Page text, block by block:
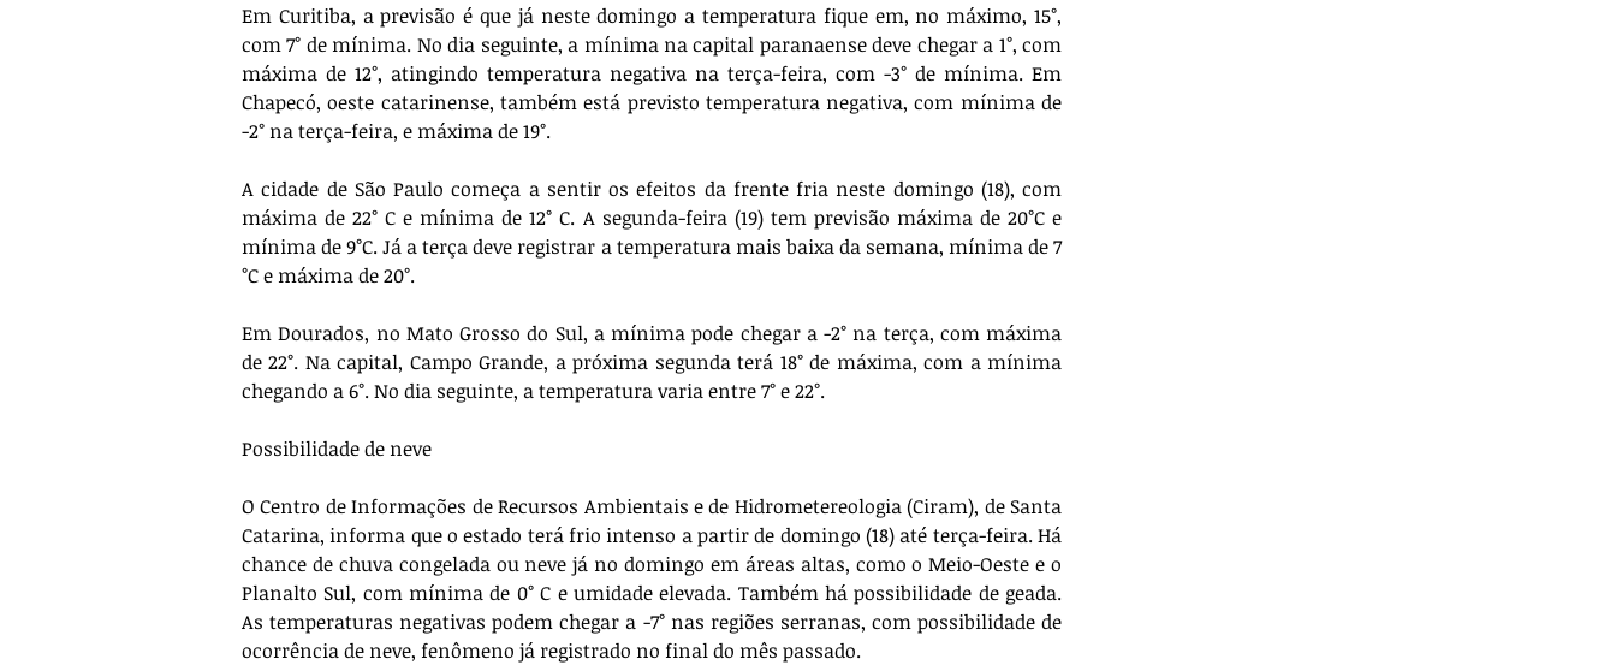
Em Curitiba, a previsão é que já neste domingo a temperatura fique em, no máximo, 15°,
com 7° de mínima. No dia seguinte, a mínima na capital paranaense deve chegar a 1°, com
máxima de 12°, atingindo temperatura negativa na terça-feira, com -3° de mínima. Em
Chapecó, oeste catarinense, também está previsto temperatura negativa, com mínima de
-2° na terça-feira, e máxima de 19°.
A cidade de São Paulo começa a sentir os efeitos da frente fria neste domingo (18), com
máxima de 22° C e mínima de 12° C. A segunda-feira (19) tem previsão máxima de 20°C e
mínima de 9°C. Já a terça deve registrar a temperatura mais baixa da semana, mínima de 7
°C e máxima de 20°.
Em Dourados, no Mato Grosso do Sul, a mínima pode chegar a -2° na terça, com máxima
de 22°. Na capital, Campo Grande, a próxima segunda terá 18° de máxima, com a mínima
chegando a 6°. No dia seguinte, a temperatura varia entre 7° e 22°.
Possibilidade de neve
O Centro de Informações de Recursos Ambientais e de Hidrometereologia (Ciram), de Santa
Catarina, informa que o estado terá frio intenso a partir de domingo (18) até terça-feira. Há
chance de chuva congelada ou neve já no domingo em áreas altas, como o Meio-Oeste e o
Planalto Sul, com mínima de 0° C e umidade elevada. Também há possibilidade de geada.
As temperaturas negativas podem chegar a -7° nas regiões serranas, com possibilidade de
ocorrência de neve, fenômeno já registrado no final do mês passado.